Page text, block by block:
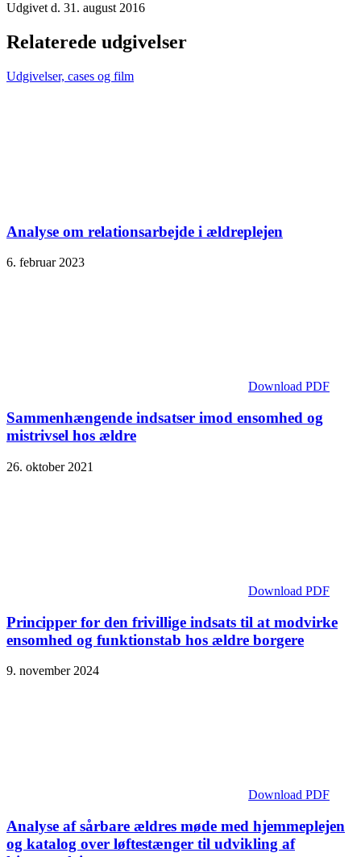
Udgivet d. 31. august 2016
Relaterede udgivelser
Udgivelser, cases og film
Analyse om relationsarbejde i ældreplejen
6. februar 2023
Download PDF
Sammenhængende indsatser imod ensomhed og
mistrivsel hos ældre
26. oktober 2021
Download PDF
Principper for den frivillige indsats til at modvirke
ensomhed og funktionstab hos ældre borgere
9. november 2024
Download PDF
Analyse af sårbare ældres møde med hjemmeplejen
og katalog over løftestænger til udvikling af